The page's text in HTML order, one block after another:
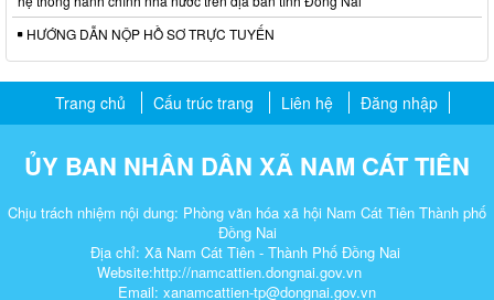
HƯỚNG DẪN NỘP HỒ SƠ TRỰC TUYẾN
Trang chủ Cấu trúc trang Liên hệ Đăng nhập
ỦY BAN NHÂN DÂN XÃ NAM CÁT TIÊN
Chịu trách nhiệm nội dung: Phòng văn hóa xã hội Nam Cát Tiên Thành phố
Đồng Nai
Địa chỉ: Xã Nam Cát Tiên - Thành Phố Đồng Nai
Website:http://namcattien.dongnai.gov.vn
Email: xanamcattien-tp@dongnai.gov.vn​